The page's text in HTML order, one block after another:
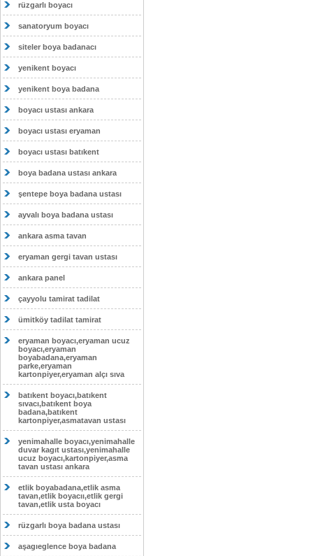
rüzgarlı boyacı
sanatoryum boyacı
siteler boya badanacı
yenikent boyacı
yenikent boya badana
boyacı ustası ankara
boyacı ustası eryaman
boyacı ustası batıkent
boya badana ustası ankara
şentepe boya badana ustası
ayvalı boya badana ustası
ankara asma tavan
eryaman gergi tavan ustası
ankara panel
çayyolu tamirat tadilat
ümitköy tadilat tamirat
eryaman boyacı,eryaman ucuz
boyacı,eryaman
boyabadana,eryaman
parke,eryaman
kartonpiyer,eryaman alçı sıva
batıkent boyacı,batıkent
sıvacı,batıkent boya
badana,batıkent
kartonpiyer,asmatavan ustası
yenimahalle boyacı,yenimahalle
duvar kagıt ustası,yenimahalle
ucuz boyacı,kartonpiyer,asma
tavan ustası ankara
etlik boyabadana,etlik asma
tavan,etlik boyacıı,etlik gergi
tavan,etlik usta boyacı
rüzgarlı boya badana ustası
aşagıeglence boya badana